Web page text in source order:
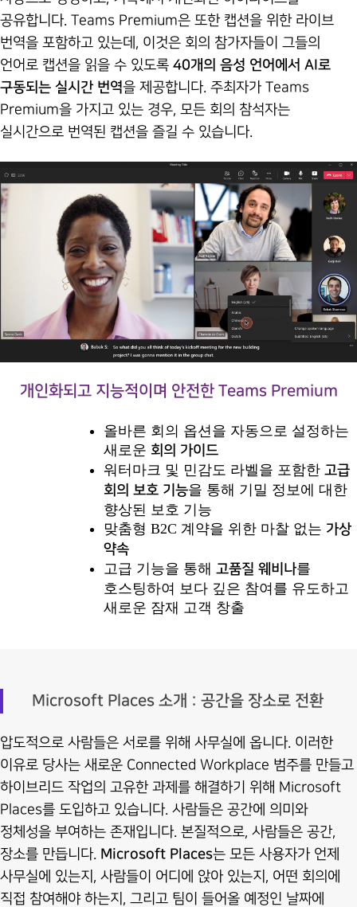
공유합니다. Teams Premium은 또한 캡션을 위한 라이브
번역을 포함하고 있는데, 이것은 회의 참가자들이 그들의
언어로 캡션을 읽을 수 있도록 40개의 음성 언어에서 AI로
구동되는 실시간 번역을 제공합니다. 주최자가 Teams
Premium을 가지고 있는 경우, 모든 회의 참석자는
실시간으로 번역된 캡션을 즐길 수 있습니다.
개인화되고 지능적이며 안전한 Teams Premium
올바른 회의 옵션을 자동으로 설정하는
새로운 회의 가이드
워터마크 및 민감도 라벨을 포함한 고급
회의 보호 기능을 통해 기밀 정보에 대한
향상된 보호 기능
맞춤형 B2C 계약을 위한 마찰 없는 가상
약속
고급 기능을 통해 고품질 웨비나를
호스팅하여 보다 깊은 참여를 유도하고
새로운 잠재 고객 창출
Microsoft Places 소개 : 공간을 장소로 전환
압도적으로 사람들은 서로를 위해 사무실에 옵니다. 이러한
이유로 당사는 새로운 Connected Workplace 범주를 만들고
하이브리드 작업의 고유한 과제를 해결하기 위해 Microsoft
Places를 도입하고 있습니다. 사람들은 공간에 의미와
정체성을 부여하는 존재입니다. 본질적으로, 사람들은 공간,
장소를 만듭니다. Microsoft Places는 모든 사용자가 언제
사무실에 있는지, 사람들이 어디에 앉아 있는지, 어떤 회의에
직접 참여해야 하는지, 그리고 팀이 들어올 예정인 날짜에